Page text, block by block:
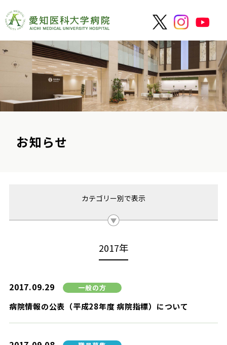
お知らせ
カテゴリー別で表示
2017年
2017.09.29 一般の方
病院情報の公表（平成28年度 病院指標）について